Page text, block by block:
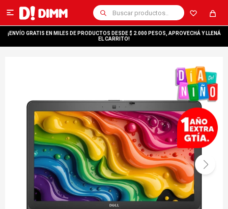

¡ENVÍO GRATIS EN MILES DE PRODUCTOS DESDE $ 2.000 PESOS, APROVECHÁ Y LLENÁ
EL CARRITO!